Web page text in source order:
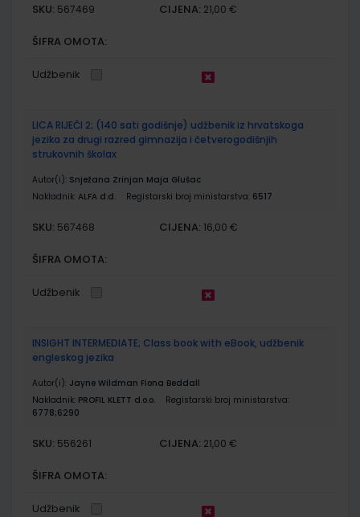
SKU: 567469 CIJENA: 21,00 €
ŠIFRA OMOTA:
Udžbenik
LICA RIJEČI 2; (140 sati godišnje) udžbenik iz hrvatskoga
jezika za drugi razred gimnazija i četverogodišnjih
strukovnih školax
Autor(i): Snježana Zrinjan Maja Glušac
Nakladnik: ALFA d.d. Registarski broj ministarstva: 6517
SKU: 567468 CIJENA: 16,00 €
ŠIFRA OMOTA:
Udžbenik
INSIGHT INTERMEDIATE; Class book with eBook, udžbenik
engleskog jezika
Autor(i): Jayne Wildman Fiona Beddall
Nakladnik: PROFIL KLETT d.o.o.
Registarski broj ministarstva:
6778;6290
SKU: 556261 CIJENA: 21,00 €
ŠIFRA OMOTA:
Udžbenik